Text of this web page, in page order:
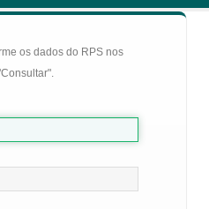
os dados do RPS nos